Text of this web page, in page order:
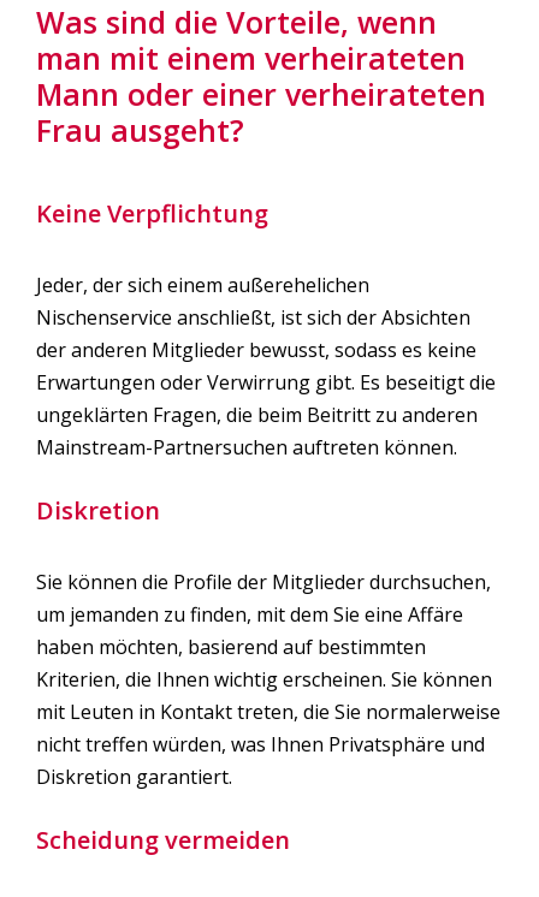
Was sind die Vorteile, wenn
man mit einem verheirateten
Mann oder einer verheirateten
Frau ausgeht?
Keine Verpflichtung
Jeder, der sich einem außerehelichen
Nischenservice anschließt, ist sich der Absichten
der anderen Mitglieder bewusst, sodass es keine
Erwartungen oder Verwirrung gibt. Es beseitigt die
ungeklärten Fragen, die beim Beitritt zu anderen
Mainstream-Partnersuchen auftreten können.
Diskretion
Sie können die Profile der Mitglieder durchsuchen,
um jemanden zu finden, mit dem Sie eine Affäre
haben möchten, basierend auf bestimmten
Kriterien, die Ihnen wichtig erscheinen. Sie können
mit Leuten in Kontakt treten, die Sie normalerweise
nicht treffen würden, was Ihnen Privatsphäre und
Diskretion garantiert.
Scheidung vermeiden